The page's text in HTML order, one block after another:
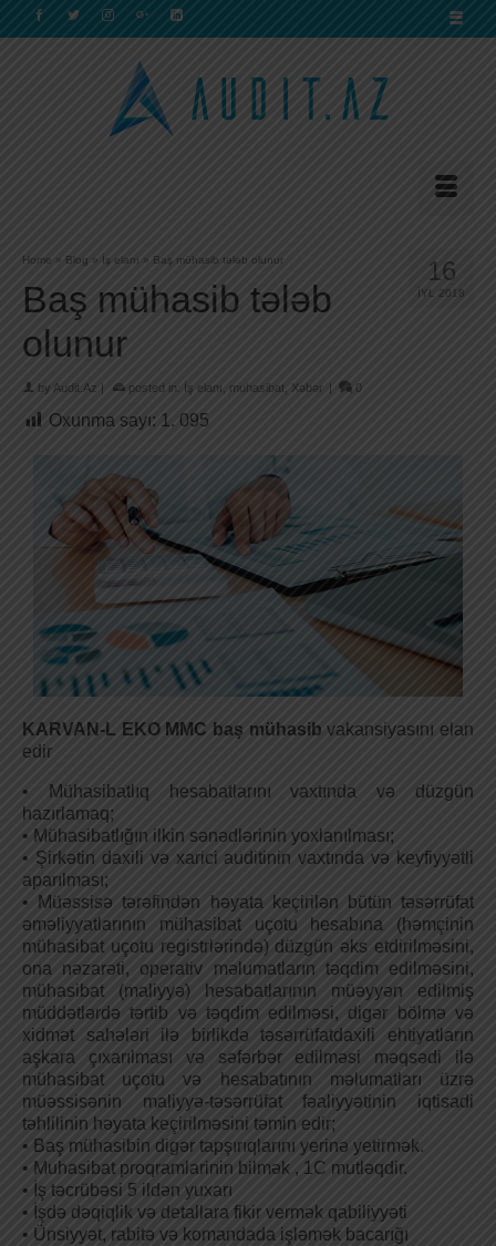
16
İYL 2018
Home » Blog » İş elanı » Baş mühasib tələb olunur
Baş mühasib tələb
olunur
by Audit.Az | posted in: İş elanı muhasibat Xəbər | 0
Oxunma sayı: 1. 095
KARVAN-L EKO MMC baş mühasib vakansiyasını elan
edir
• Mühasibatlıq hesabatlarını vaxtında və düzgün
hazırlamaq;
• Mühasibatlığın ilkin sənədlərinin yoxlanılması;
• Şirkətin daxili və xarici auditinin vaxtında və keyfiyyətli
aparılması;
• Müəssisə tərəfindən həyata keçirilən bütün təsərrüfat
əməliyyatlarının mühasibat uçotu hesabına (həmçinin
mühasibat uçotu registrlərində) düzgün əks etdirilməsini,
ona nəzarəti, operativ məlumatların təqdim edilməsini,
mühasibat (maliyyə) hesabatlarının müəyyən edilmiş
müddətlərdə tərtib və təqdim edilməsi, digər bölmə və
xidmət sahələri ilə birlikdə təsərrüfatdaxili ehtiyatların
aşkara çıxarılması və səfərbər edilməsi məqsədi ilə
mühasibat uçotu və hesabatının məlumatları üzrə
müəssisənin maliyyə-təsərrüfat fəaliyyətinin iqtisadi
təhlilinin həyata keçirilməsini təmin edir;
• Baş mühasibin digər tapşırıqlarını yerinə yetirmək.
• Muhasibat proqramlarinin bilmək , 1C mutləqdir.
• İş təcrübəsi 5 ildən yuxarı
• İşdə dəqiqlik və detallara fikir vermək qabiliyyəti
• Ünsiyyət, rabitə və komandada işləmək bacarığı